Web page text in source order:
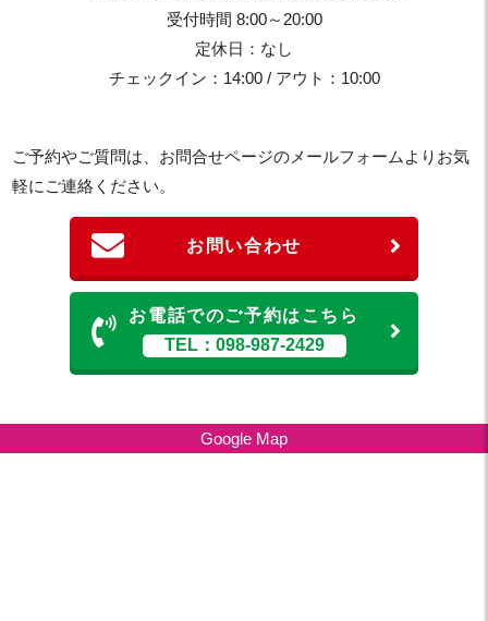
受付時間 8:00～20:00
定休日：なし
チェックイン：14:00 / アウト：10:00
ご予約やご質問は、お問合せページのメールフォームよりお気
軽にご連絡ください。
お問い合わせ
お電話でのご予約はこちら
TEL：098-987-2429
Google Map